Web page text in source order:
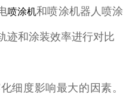
喷涂机和喷涂机器人喷涂
迹和涂装效率进行对比
细度影响最大的因素。